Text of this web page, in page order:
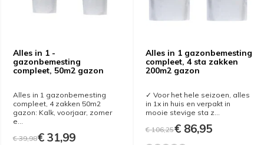
Alles in 1 -
gazonbemesting
compleet, 50m2 gazon
Alles in 1 gazonbemesting
compleet, 4 zakken 50m2
gazon: Kalk, voorjaar, zomer
e...
€ 39,98€ 31,99
Alles in 1 gazonbemesting
compleet, 4 sta zakken
200m2 gazon
✓ Voor het hele seizoen, alles
in 1x in huis en verpakt in
mooie stevige sta z...
€ 106,25€ 86,95